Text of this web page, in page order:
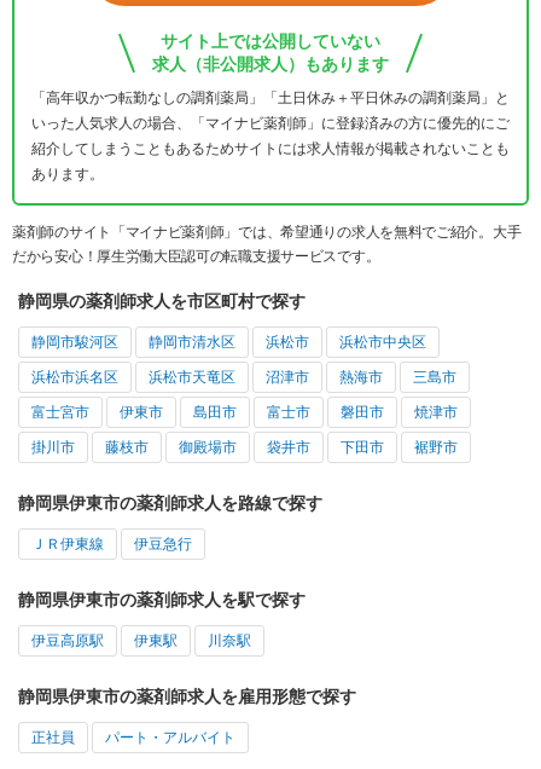
サイト上では公開していない
求人（非公開求人）もあります
「高年収かつ転勤なしの調剤薬局」「土日休み＋平日休みの調剤薬局」と
いった人気求人の場合、「マイナビ薬剤師」に登録済みの方に優先的にご
紹介してしまうこともあるためサイトには求人情報が掲載されないことも
あります。
薬剤師のサイト「マイナビ薬剤師」では、希望通りの求人を無料でご紹介。大手
だから安心！厚生労働大臣認可の転職支援サービスです。
静岡県の薬剤師求人を市区町村で探す
静岡市駿河区 静岡市清水区 浜松市 浜松市中央区
浜松市浜名区 浜松市天竜区 沼津市 熱海市 三島市
富士宮市 伊東市 島田市 富士市 磐田市 焼津市
掛川市 藤枝市 御殿場市 袋井市 下田市 裾野市
静岡県伊東市の薬剤師求人を路線で探す
ＪＲ伊東線 伊豆急行
静岡県伊東市の薬剤師求人を駅で探す
伊豆高原駅 伊東駅 川奈駅
静岡県伊東市の薬剤師求人を雇用形態で探す
正社員 パート・アルバイト